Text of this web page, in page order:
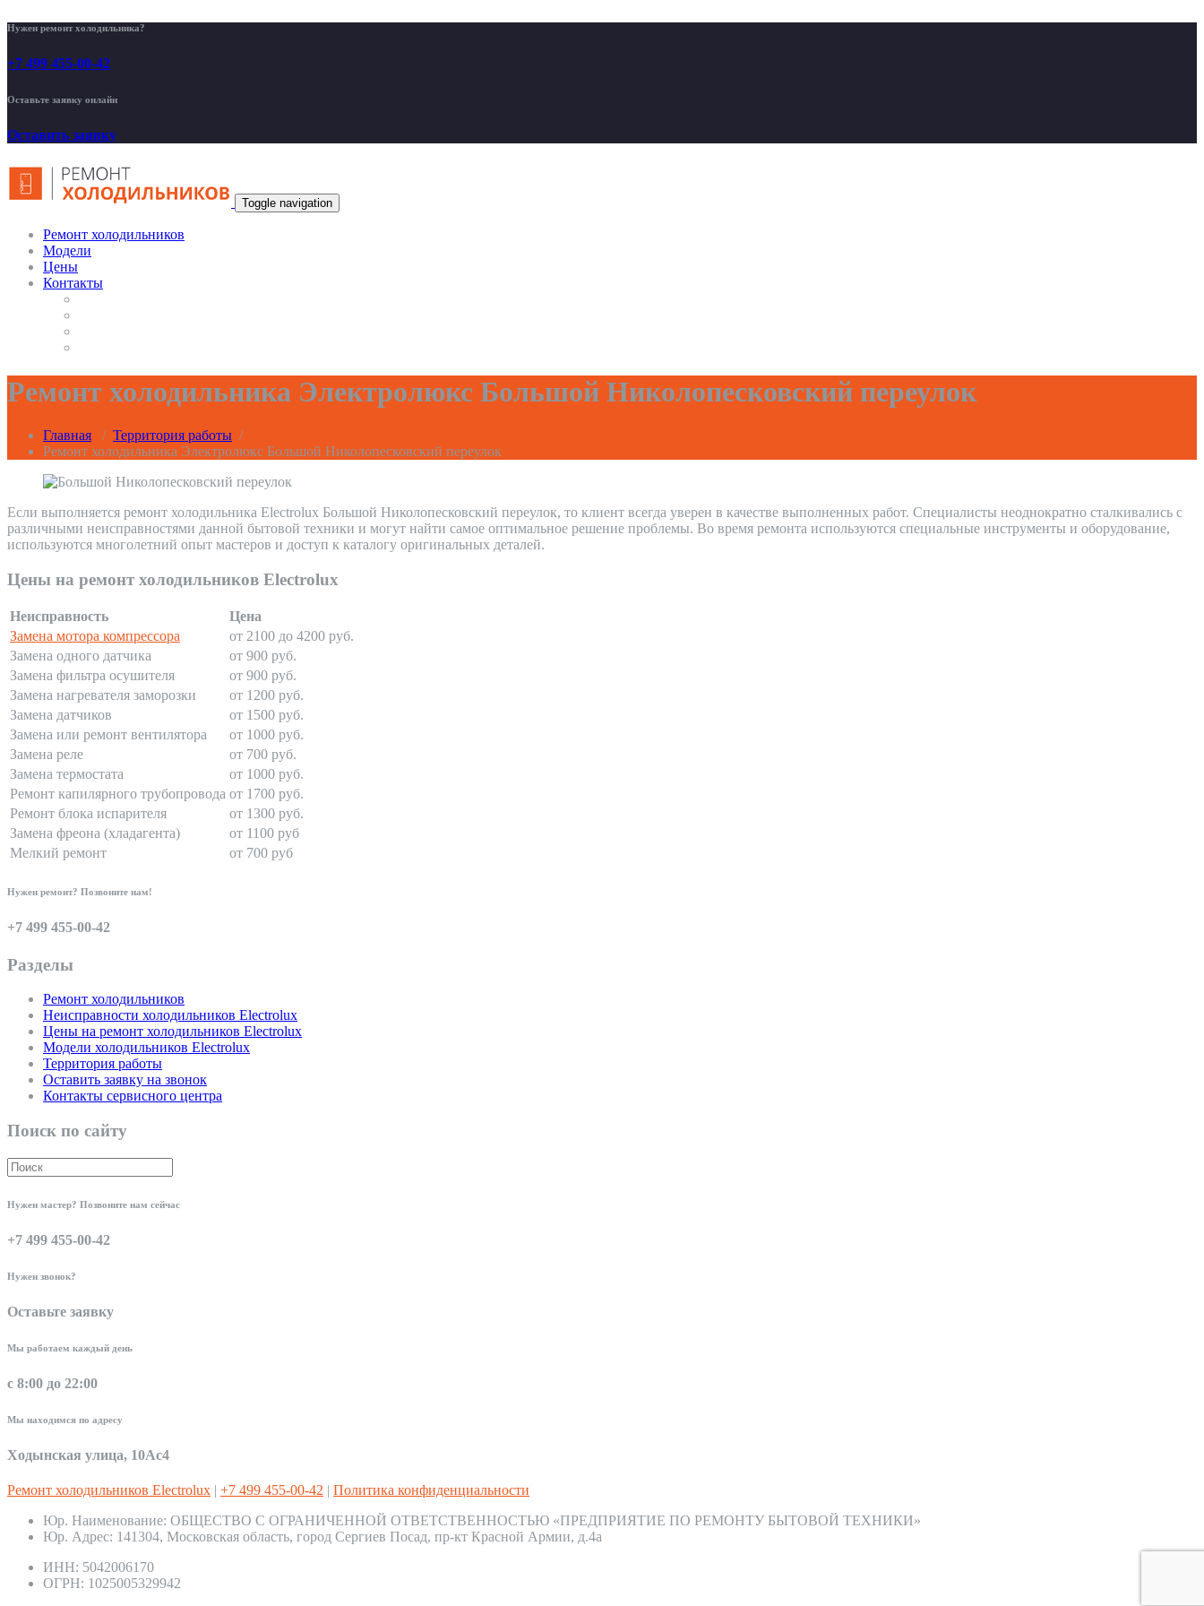
Нужен ремонт холодильника?
+7 499 455-00-42
Оставьте заявку онлайн
Оставить заявку
Toggle navigation
Ремонт холодильников
Модели
Цены
Контакты
Ремонт холодильника Электролюкс Большой Николопесковский переулок
Главная / Территория работы /
Ремонт холодильника Электролюкс Большой Николопесковский переулок
Если выполняется ремонт холодильника Electrolux Большой Николопесковский переулок, то клиент всегда уверен в качестве выполненных работ. Специалисты неоднократно сталкивались с
различными неисправностями данной бытовой техники и могут найти самое оптимальное решение проблемы. Во время ремонта используются специальные инструменты и оборудование,
используются многолетний опыт мастеров и доступ к каталогу оригинальных деталей.
Цены на ремонт холодильников Electrolux
Неисправность
Цена
Замена мотора компрессора
от 2100 до 4200 руб.
Замена одного датчика
от 900 руб.
Замена фильтра осушителя
от 900 руб.
Замена нагревателя заморозки
от 1200 руб.
Замена датчиков
от 1500 руб.
Замена или ремонт вентилятора
от 1000 руб.
Замена реле
от 700 руб.
Замена термостата
от 1000 руб.
Ремонт капилярного трубопровода от 1700 руб.
Ремонт блока испарителя
от 1300 руб.
Замена фреона (хладагента)
от 1100 руб
Мелкий ремонт
от 700 руб
Нужен ремонт? Позвоните нам!
+7 499 455-00-42
Разделы
Ремонт холодильников
Неисправности холодильников Electrolux
Цены на ремонт холодильников Electrolux
Модели холодильников Electrolux
Территория работы
Оставить заявку на звонок
Контакты сервисного центра
Поиск по сайту
Нужен мастер? Позвоните нам сейчас
+7 499 455-00-42
Нужен звонок?
Оставьте заявку
Мы работаем каждый день
с 8:00 до 22:00
Мы находимся по адресу
Ходынская улица, 10Ас4
Ремонт холодильников Electrolux | +7 499 455-00-42 | Политика конфиденциальности
Юр. Наименование: ОБЩЕСТВО С ОГРАНИЧЕННОЙ ОТВЕТСТВЕННОСТЬЮ «ПРЕДПРИЯТИЕ ПО РЕМОНТУ БЫТОВОЙ ТЕХНИКИ»
Юр. Адрес: 141304, Московская область, город Сергиев Посад, пр-кт Красной Армии, д.4а
ИНН: 5042006170
ОГРН: 1025005329942